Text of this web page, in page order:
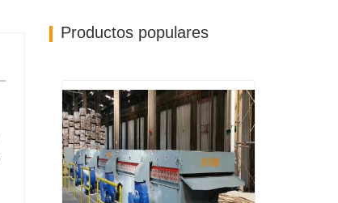
Productos populares